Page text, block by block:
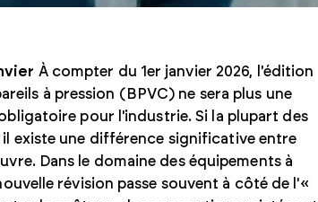
À compter du 1er janvier 2026, l'édition
à pression (BPVC) ne sera plus une
pour l'industrie. Si la plupart des
existe une différence significative entre
Dans le domaine des équipements à
révision passe souvent à côté de l'«